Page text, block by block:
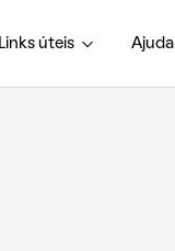
Links úteis Ajuda